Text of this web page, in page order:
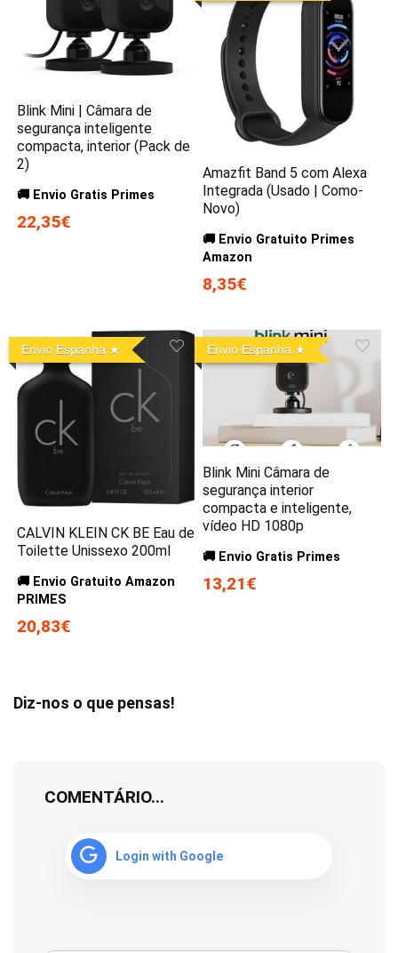
Blink Mini | Câmara de
segurança inteligente
compacta, interior (Pack de
2)
🚚 Envio Gratis Primes
22,35€
Amazfit Band 5 com Alexa
Integrada (Usado | Como-
Novo)
🚚 Envio Gratuito Primes
Amazon
8,35€
Envio Espanha
CALVIN KLEIN CK BE Eau de
Toilette Unissexo 200ml
🚚 Envio Gratuito Amazon
PRIMES
20,83€
Envio Espanha
Blink Mini Câmara de
segurança interior
compacta e inteligente,
vídeo HD 1080p
🚚 Envio Gratis Primes
13,21€
Diz-nos o que pensas!
COMENTÁRIO...
Login with Google